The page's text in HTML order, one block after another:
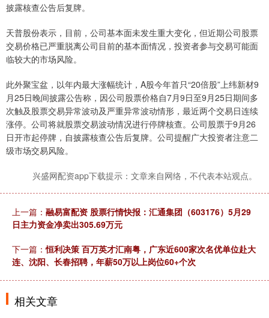
披露核查公告后复牌。
天普股份表示，目前，公司基本面未发生重大变化，但近期公司股票
交易价格已严重脱离公司目前的基本面情况，投资者参与交易可能面
临较大的市场风险。
此外聚宝盆，以年内最大涨幅统计，A股今年首只“20倍股”上纬新材9
月25日晚间披露公告称，因公司股票价格自7月9日至9月25日期间多
次触及股票交易异常波动及严重异常波动情形，最近两个交易日连续
涨停。公司将就股票交易波动情况进行停牌核查。公司股票于9月26
日开市起停牌，自披露核查公告后复牌。公司提醒广大投资者注意二
级市场交易风险。
兴盛网配资app下载提示：文章来自网络，不代表本站观点。
上一篇： 融易富配资 股票行情快报：汇通集团（603176）5月29
日主力资金净卖出305.69万元
下一篇：恒利决策 百万英才汇南粤，广东近600家次名优单位赴大
连、沈阳、长春招聘，年薪50万以上岗位60+个次
相关文章